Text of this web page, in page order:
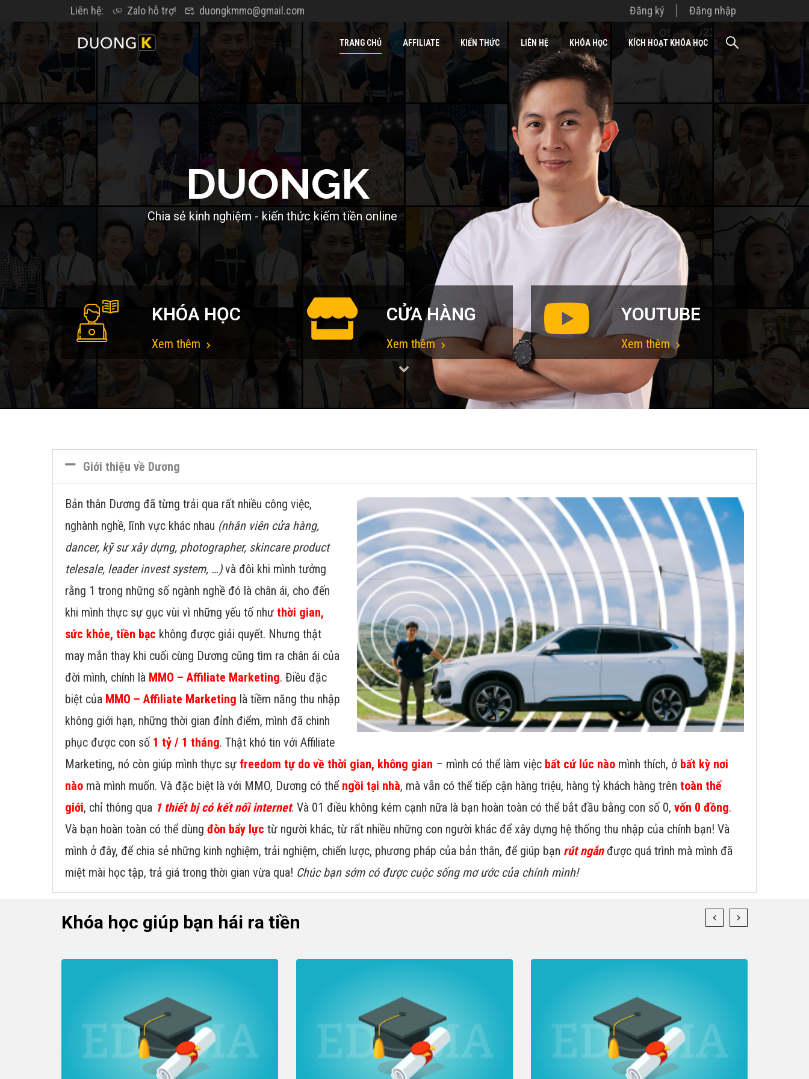
Liên hệ: Zalo hỗ trợ! duongkmmo@gmail.com Đăng ký Đăng nhập
TRANG CHỦ AFFILIATE KIẾN THỨC LIÊN HỆ KHÓA HỌC KÍCH HOẠT KHÓA HỌC
Chia sẻ kinh nghiệm - kiến thức kiếm tiền online
DUONGK
KHÓA HỌC
Xem thêm
CỬA HÀNG
Xem thêm
YOUTUBE
Xem thêm
Giới thiệu về Dương
Bản thân Dương đã từng trải qua rất nhiều công việc,
nghành nghề, lĩnh vực khác nhau (nhân viên cửa hàng,
dancer, kỹ sư xây dựng, photographer, skincare product
telesale, leader invest system, …)và đôi khi mình tưởng
rằng 1 trong những số ngành nghề đó là chân ái, cho đến
khi mình thực sự gục vùi vì những yếu tố như thời gian,
sức khỏe, tiền bạc không được giải quyết. Nhưng thật
may mắn thay khi cuối cùng Dương cũng tìm ra chân ái của
đời mình, chính là MMO – Affiliate Marketing. Điều đặc
biệt của MMO – Affiliate Marketing là tiềm năng thu nhập
không giới hạn, những thời gian đỉnh điểm, mình đã chinh
phục được con số 1 tỷ / 1 tháng. Thật khó tin với Affiliate
Marketing, nó còn giúp mình thực sự freedom tự do về thời gian, không gian – mình có thể làm việc bất cứ lúc nào mình thích, ở bất kỳ nơi
nào mà mình muốn. Và đặc biệt là với MMO, Dương có thể ngồi tại nhà, mà vẫn có thể tiếp cận hàng triệu, hàng tỷ khách hàng trên toàn thế
giới, chỉ thông qua 1 thiết bị có kết nối internet. Và 01 điều không kém cạnh nữa là bạn hoàn toàn có thể bắt đầu bằng con số 0, vốn 0 đồng.
Và bạn hoàn toàn có thể dùng đòn bẩy lực từ người khác, từ rất nhiều những con người khác để xây dựng hệ thống thu nhập của chính bạn! Và
mình ở đây, để chia sẻ những kinh nghiệm, trải nghiệm, chiến lược, phương pháp của bản thân, để giúp bạn rút ngắnđược quá trình mà mình đã
miệt mài học tập, trả giá trong thời gian vừa qua! Chúc bạn sớm có được cuộc sống mơ ước của chính mình!
Khóa học giúp bạn hái ra tiền